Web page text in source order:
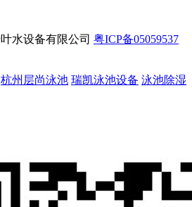
水设备有限公司 粤ICP备05059537
杭州层尚泳池 瑞凯泳池设备 泳池除湿